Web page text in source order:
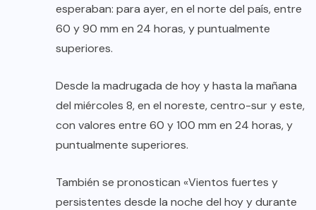
esperaban: para ayer, en el norte del país, entre
60 y 90 mm en 24 horas, y puntualmente
superiores.
Desde la madrugada de hoy y hasta la mañana
del miércoles 8, en el noreste, centro-sur y este,
con valores entre 60 y 100 mm en 24 horas, y
puntualmente superiores.
También se pronostican «Vientos fuertes y
persistentes desde la noche del hoy y durante